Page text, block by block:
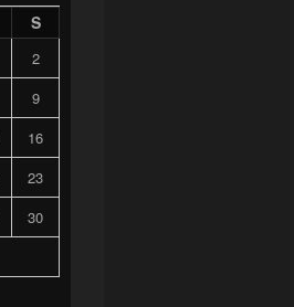
S
2
9
16
23
30